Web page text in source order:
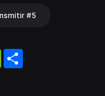
#5
WeChat